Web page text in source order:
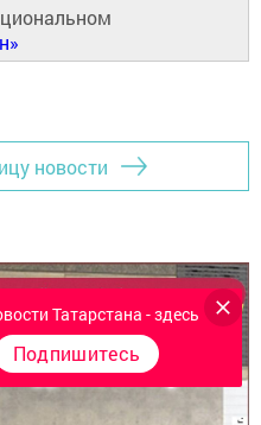
новости
Татарстана - здесь
Подпишитесь